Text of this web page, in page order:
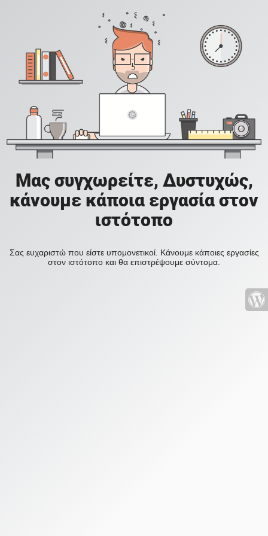
Μας συγχωρείτε, Δυστυχώς,
κάνουμε κάποια εργασία στον
ιστότοπο
Σας ευχαριστώ που είστε υπομονετικοί. Κάνουμε κάποιες εργασίες
στον ιστότοπο και θα επιστρέψουμε σύντομα.